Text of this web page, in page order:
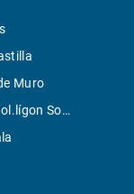
Muro
Gewerbeimmobilie | Kauf | Pol.lígon Son Castelló